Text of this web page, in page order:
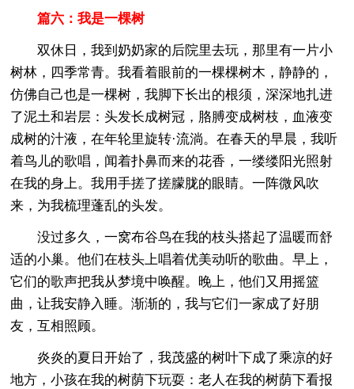
篇六：我是一棵树
双休日，我到奶奶家的后院里去玩，那里有一片小
树林，四季常青。我看着眼前的一棵棵树木，静静的，
仿佛自己也是一棵树，我脚下长出的根须，深深地扎进
了泥土和岩层：头发长成树冠，胳膊变成树枝，血液变
成树的汁液，在年轮里旋转·流淌。在春天的早晨，我听
着鸟儿的歌唱，闻着扑鼻而来的花香，一缕缕阳光照射
在我的身上。我用手搓了搓朦胧的眼睛。一阵微风吹
来，为我梳理蓬乱的头发。
没过多久，一窝布谷鸟在我的枝头搭起了温暖而舒
适的小巢。他们在枝头上唱着优美动听的歌曲。早上，
它们的歌声把我从梦境中唤醒。晚上，他们又用摇篮
曲，让我安静入睡。渐渐的，我与它们一家成了好朋
友，互相照顾。
炎炎的夏日开始了，我茂盛的树叶下成了乘凉的好
地方，小孩在我的树荫下玩耍：老人在我的树荫下看报